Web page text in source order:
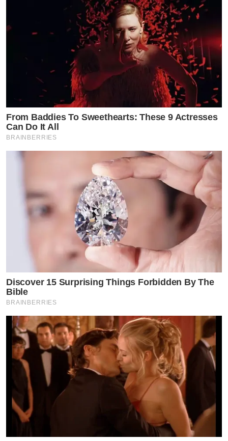
From Baddies To Sweethearts: These 9 Actresses
Can Do It All
BRAINBERRIES
Discover 15 Surprising Things Forbidden By The
Bible
BRAINBERRIES